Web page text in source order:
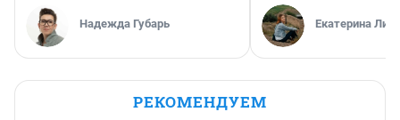
Надежда Губарь Екатерина
РЕКОМЕНДУЕМ